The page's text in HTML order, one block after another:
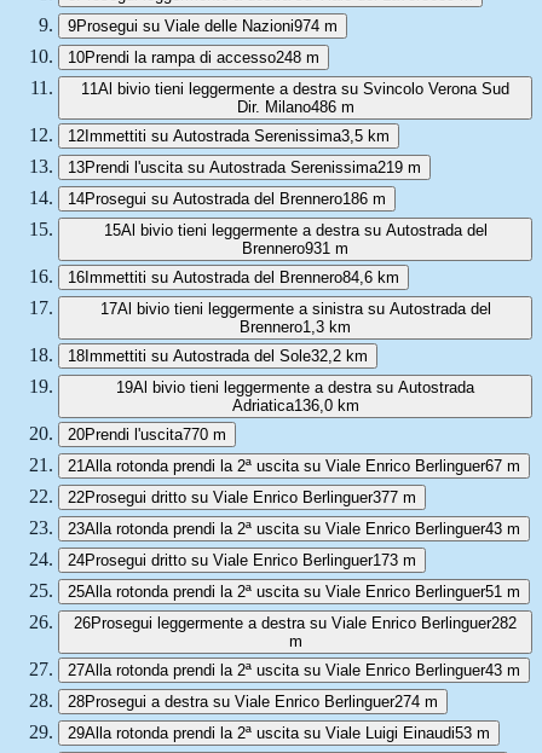
9Prosegui su Viale delle Nazioni974 m
10Prendi la rampa di accesso248 m
11Al bivio tieni leggermente a destra su Svincolo Verona Sud
Dir. Milano486 m
12Immettiti su Autostrada Serenissima3,5 km
13Prendi l'uscita su Autostrada Serenissima219 m
14Prosegui su Autostrada del Brennero186 m
15Al bivio tieni leggermente a destra su Autostrada del
Brennero931 m
16Immettiti su Autostrada del Brennero84,6 km
17Al bivio tieni leggermente a sinistra su Autostrada del
Brennero1,3 km
18Immettiti su Autostrada del Sole32,2 km
19Al bivio tieni leggermente a destra su Autostrada
Adriatica136,0 km
20Prendi l'uscita770 m
21Alla rotonda prendi la 2ª uscita su Viale Enrico Berlinguer67 m
22Prosegui dritto su Viale Enrico Berlinguer377 m
23Alla rotonda prendi la 2ª uscita su Viale Enrico Berlinguer43 m
24Prosegui dritto su Viale Enrico Berlinguer173 m
25Alla rotonda prendi la 2ª uscita su Viale Enrico Berlinguer51 m
26Prosegui leggermente a destra su Viale Enrico Berlinguer282
m
27Alla rotonda prendi la 2ª uscita su Viale Enrico Berlinguer43 m
28Prosegui a destra su Viale Enrico Berlinguer274 m
29Alla rotonda prendi la 2ª uscita su Viale Luigi Einaudi53 m